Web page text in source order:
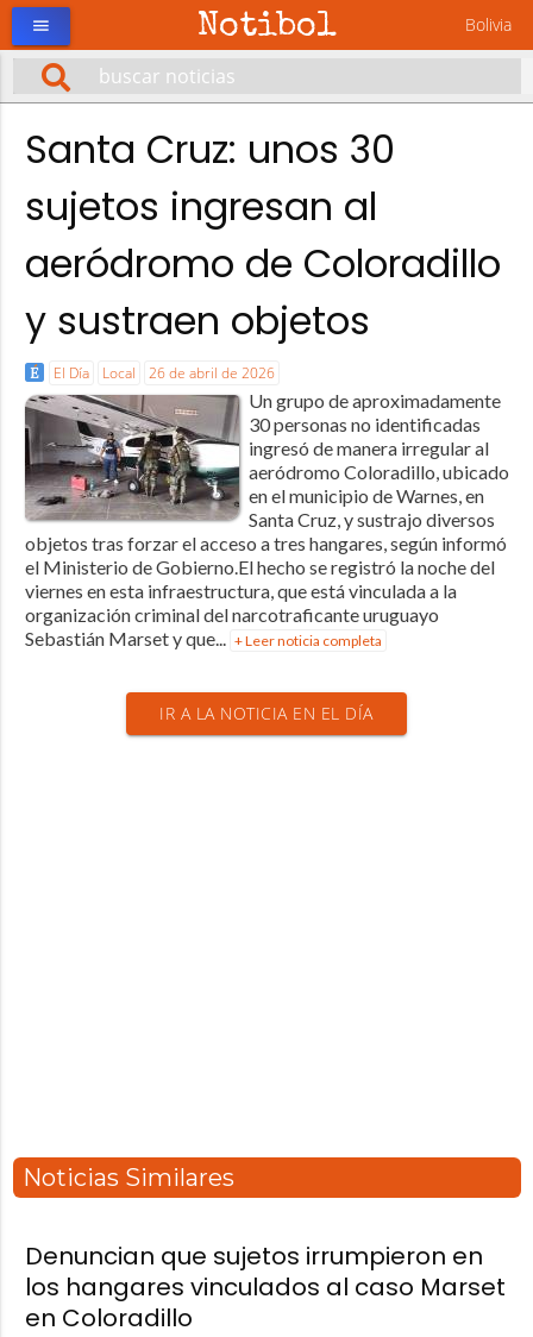
Notibol Bolivia
menu
Santa Cruz: unos 30
sujetos ingresan al
aeródromo de Coloradillo
y sustraen objetos
El Día Local 26 de abril de 2026
Un grupo de aproximadamente
30 personas no identificadas
ingresó de manera irregular al
aeródromo Coloradillo, ubicado
en el municipio de Warnes, en
Santa Cruz, y sustrajo diversos
objetos tras forzar el acceso a tres hangares, según informó
el Ministerio de Gobierno.El hecho se registró la noche del
viernes en esta infraestructura, que está vinculada a la
organización criminal del narcotraficante uruguayo
Sebastián Marset y que... + Leer noticia completa
IR A LA NOTICIA EN EL DÍA
Noticias Similares
Denuncian que sujetos irrumpieron en
los hangares vinculados al caso Marset
en Coloradillo